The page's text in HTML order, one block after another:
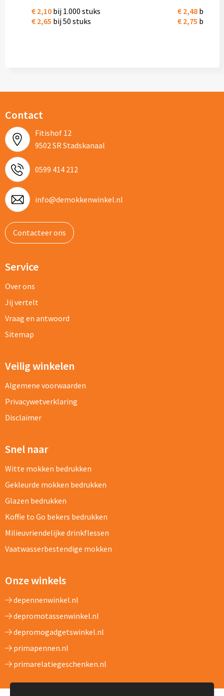
€ 2,10 bij 1.000 stuks
€ 2,65 bij 50 stuks
€ 2,48 bij
€ 2,75 bij 50
Contact
Fitishof 12
9502 SR Stadskanaal
0599 414 212
info@demokkenwinkel.nl
Contacteer ons
Service
Over ons
Jij vertelt
Vraag en antwoord
Sitemap
Veilig winkelen
Algemene voorwaarden
Privacywetverklaring
Disclaimer
Snel naar
Witte mokken bedrukken
Gekleurde mokken bedrukken
Glazen bedrukken
Koffie to Go bekers bedrukken
Milieuvriendelijke drinkflessen
Vaatwasserbestendige mokken
Onze winkels
depennenwinkel.nl
depromotassenwinkel.nl
depromogadgetswinkel.nl
primapennen.nl
primarelatiegeschenken.nl